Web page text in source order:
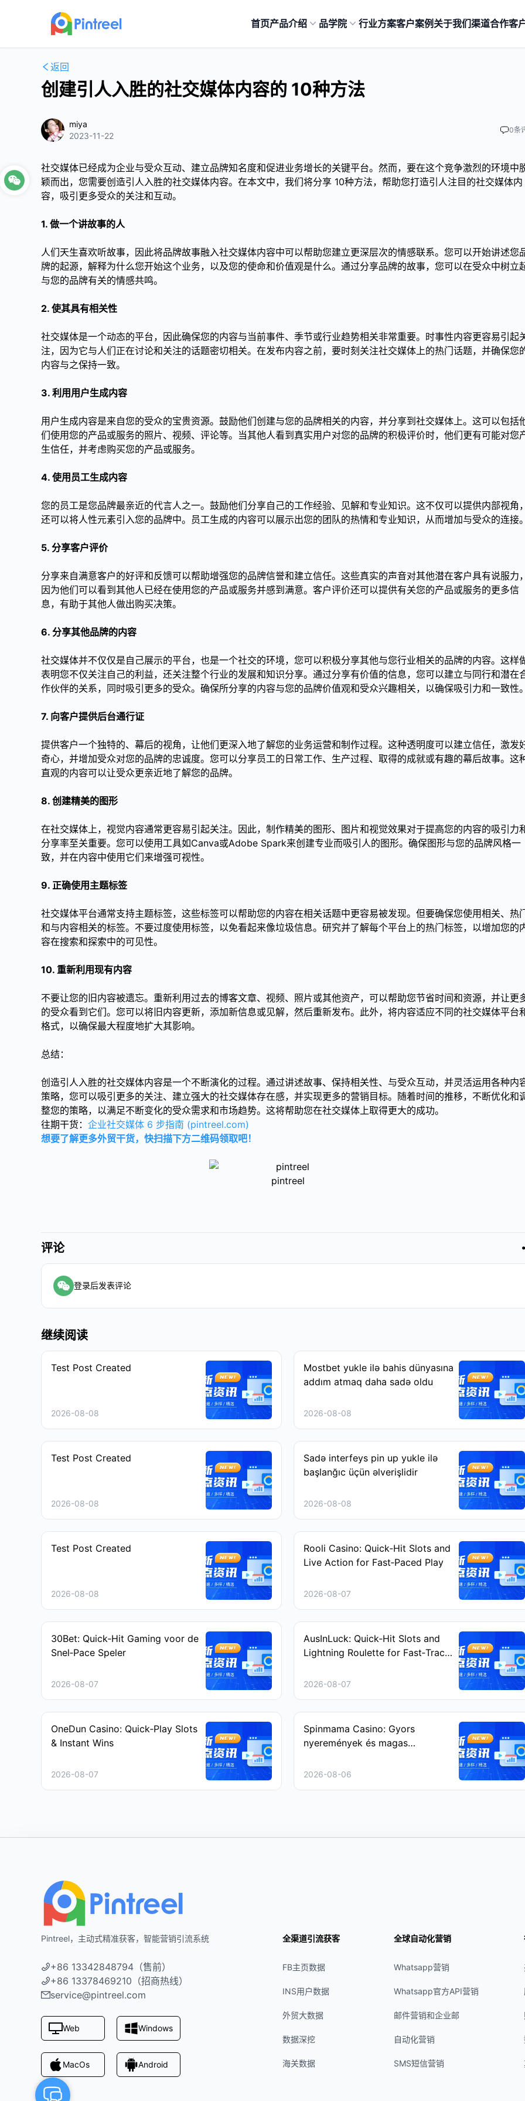
首页产品介绍 品学院 行业方案客户案例 关于我们渠道合作客
返回
创建引人入胜的社交媒体内容的 10种方法
miya
2023-11-22
0条
社交媒体已经成为企业与受众互动、建立品牌知名度和促进业务增长的关键平台。然而，要在这个竞争激烈的环境中
颖而出，您需要创造引人入胜的社交媒体内容。在本文中，我们将分享 10种方法，帮助您打造引人注目的社交媒体内
容，吸引更多受众的关注和互动。
1. 做一个讲故事的人
人们天生喜欢听故事，因此将品牌故事融入社交媒体内容中可以帮助您建立更深层次的情感联系。您可以开始讲述您
牌的起源，解释为什么您开始这个业务，以及您的使命和价值观是什么。通过分享品牌的故事，您可以在受众中树立
与您的品牌有关的情感共鸣。
2. 使其具有相关性
社交媒体是一个动态的平台，因此确保您的内容与当前事件、季节或行业趋势相关非常重要。时事性内容更容易引起
注，因为它与人们正在讨论和关注的话题密切相关。在发布内容之前，要时刻关注社交媒体上的热门话题，并确保您
内容与之保持一致。
3. 利用用户生成内容
用户生成内容是来自您的受众的宝贵资源。鼓励他们创建与您的品牌相关的内容，并分享到社交媒体上。这可以包括
们使用您的产品或服务的照片、视频、评论等。当其他人看到真实用户对您的品牌的积极评价时，他们更有可能对您
生信任，并考虑购买您的产品或服务。
4. 使用员工生成内容
您的员工是您品牌最亲近的代言人之一。鼓励他们分享自己的工作经验、见解和专业知识。这不仅可以提供内部视角
还可以将人性元素引入您的品牌中。员工生成的内容可以展示出您的团队的热情和专业知识，从而增加与受众的连接
5. 分享客户评价
分享来自满意客户的好评和反馈可以帮助增强您的品牌信誉和建立信任。这些真实的声音对其他潜在客户具有说服力
因为他们可以看到其他人已经在使用您的产品或服务并感到满意。客户评价还可以提供有关您的产品或服务的更多信
息，有助于其他人做出购买决策。
6. 分享其他品牌的内容
社交媒体并不仅仅是自己展示的平台，也是一个社交的环境，您可以积极分享其他与您行业相关的品牌的内容。这样
表明您不仅关注自己的利益，还关注整个行业的发展和知识分享。通过分享有价值的信息，您可以建立与同行和潜在
作伙伴的关系，同时吸引更多的受众。确保所分享的内容与您的品牌价值观和受众兴趣相关，以确保吸引力和一致性
7. 向客户提供后台通行证
提供客户一个独特的、幕后的视角，让他们更深入地了解您的业务运营和制作过程。这种透明度可以建立信任，激发
奇心，并增加受众对您的品牌的忠诚度。您可以分享员工的日常工作、生产过程、取得的成就或有趣的幕后故事。这
直观的内容可以让受众更亲近地了解您的品牌。
8. 创建精美的图形
在社交媒体上，视觉内容通常更容易引起关注。因此，制作精美的图形、图片和视觉效果对于提高您的内容的吸引力
分享率至关重要。您可以使用工具如Canva或Adobe Spark来创建专业而吸引人的图形。确保图形与您的品牌风格一
致，并在内容中使用它们来增强可视性。
9. 正确使用主题标签
社交媒体平台通常支持主题标签，这些标签可以帮助您的内容在相关话题中更容易被发现。但要确保您使用相关、热
和与内容相关的标签。不要过度使用标签，以免看起来像垃圾信息。研究并了解每个平台上的热门标签，以增加您的
容在搜索和探索中的可见性。
10. 重新利用现有内容
不要让您的旧内容被遗忘。重新利用过去的博客文章、视频、照片或其他资产，可以帮助您节省时间和资源，并让更
的受众看到它们。您可以将旧内容更新，添加新信息或见解，然后重新发布。此外，将内容适应不同的社交媒体平台
格式，以确保最大程度地扩大其影响。
总结：
创造引人入胜的社交媒体内容是一个不断演化的过程。通过讲述故事、保持相关性、与受众互动，并灵活运用各种内
策略，您可以吸引更多的关注、建立强大的社交媒体存在感，并实现更多的营销目标。随着时间的推移，不断优化和
整您的策略，以满足不断变化的受众需求和市场趋势。这将帮助您在社交媒体上取得更大的成功。
往期干货： 企业社交媒体 6 步指南 (pintreel.com)
想要了解更多外贸干货，快扫描下方二维码领取吧！
pintreel
评论
登录后发表评论
继续阅读
Test Post Created
2026-08-08
Mostbet yukle ilə bahis dünyasına
addım atmaq daha sadə oldu
2026-08-08
Test Post Created
2026-08-08
Sadə interfeys pin up yukle ilə
başlanğıc üçün əlverişlidir
2026-08-08
Test Post Created
2026-08-08
Rooli Casino: Quick‑Hit Slots and
Live Action for Fast‑Paced Play
2026-08-07
30Bet: Quick‑Hit Gaming voor de
Snel‑Pace Speler
2026-08-07
AusInLuck: Quick‑Hit Slots and
Lightning Roulette for Fast‑Track
2026-08-07
OneDun Casino: Quick‑Play Slots
& Instant Wins
2026-08-07
Spinmama Casino: Gyors
nyeremények és magas
2026-08-06
Pintreel，主动式精准获客，智能营销引流系统
+86 13342848794（售前）
+86 13378469210（招商热线）
service@pintreel.com
Web Windows
MacOs Android
全渠道引流获客
FB主页数据
INS用户数据
外贸大数据
数据深挖
海关数据
全球自动化营销
Whatsapp营销
Whatsapp官方API营销
邮件营销和企业邮
自动化营销
SMS短信营销